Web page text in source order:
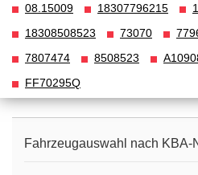
08.15009 18307796215
18308508523
73070
7807474
8508523
FF70295Q
Fahrzeugauswahl nach KBA-